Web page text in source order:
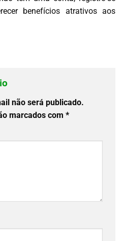
benefícios atrativos aos
não será publicado.
marcados com *